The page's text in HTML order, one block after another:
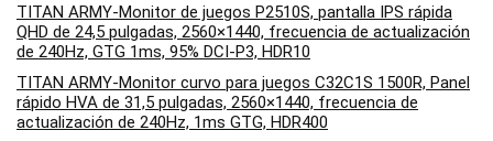
TITAN ARMY-Monitor de juegos P2510S, pantalla IPS rápida
QHD de 24,5 pulgadas, 2560×1440, frecuencia de actualización
de 240Hz, GTG 1ms, 95% DCI-P3, HDR10
TITAN ARMY-Monitor curvo para juegos C32C1S 1500R, Panel
rápido HVA de 31,5 pulgadas, 2560×1440, frecuencia de
actualización de 240Hz, 1ms GTG, HDR400